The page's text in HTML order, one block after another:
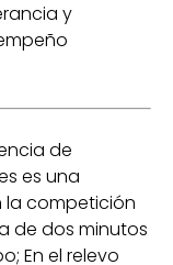
y
de
es una
la competición
de dos minutos
En el relevo